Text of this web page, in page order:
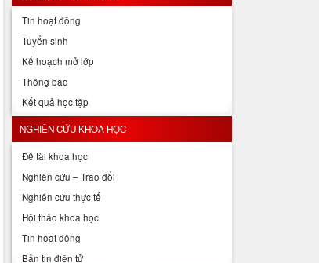
Tin hoạt động
Tuyển sinh
Kế hoạch mở lớp
Thông báo
Kết quả học tập
NGHIÊN CỨU KHOA HỌC
Đề tài khoa học
Nghiên cứu – Trao đổi
Nghiên cứu thực tế
Hội thảo khoa học
Tin hoạt động
Bản tin điện tử